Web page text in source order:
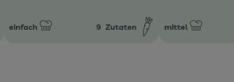
Schwierigkeit:
einfach 9 Zutaten
Schwierigkeit:
mittel